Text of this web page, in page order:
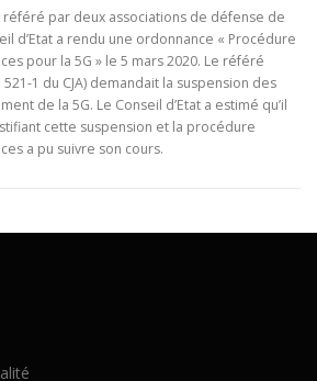
référé par deux associations de défense de
d’Etat a rendu une ordonnance « Procédure
pour la 5G » le 5 mars 2020. Le référé
1 du CJA) demandait la suspension des
de la 5G. Le Conseil d’Etat a estimé qu’il
cette suspension et la procédure
a pu suivre son cours.